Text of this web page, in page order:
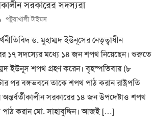
সরকারের সদস্যরা
Author
পটুয়াখালী টাইমস
ড. মুহাম্মদ ইউনূসের নেতৃত্বাধীন
১৭ সদস্যের মধ্যে ১৪ জন শপথ নিয়েছেন। শুরুতে
ইউনূস শপথ গ্রহণ করেন। বৃহস্পতিবার (৮
পর বঙ্গভবনে তাকে শপথ পাঠ করান রাষ্ট্রপতি
সরকারের ১৪ জন উপদেষ্টাও শপথ
করান মো. সাহাবুদ্দিন। আজই […]